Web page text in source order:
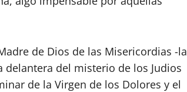
de Dios de las Misericordias -la
delantera del misterio de los Judios
de la Virgen de los Dolores y el